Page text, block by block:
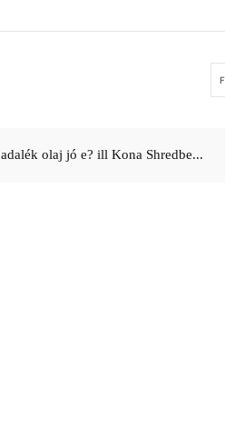
olaj jó e? ill Kona Shredbe...